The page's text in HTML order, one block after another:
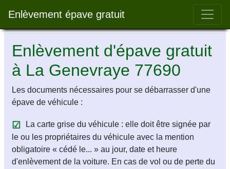
Enlèvement épave gratuit Bar
Enlèvement d'épave gratuit
à La Genevraye 77690
Les documents nécessaires pour se débarrasser d'une
épave de véhicule :
La carte grise du véhicule : elle doit être signée par
le ou les propriétaires du véhicule avec la mention
obligatoire « cédé le... » au jour, date et heure
d'enlèvement de la voiture. En cas de vol ou de perte du